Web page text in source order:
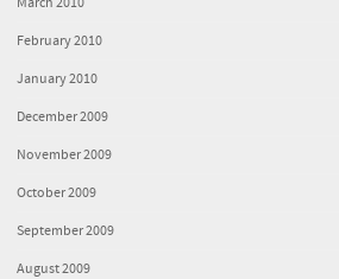
February 2010
January 2010
December 2009
November 2009
October 2009
September 2009
August 2009